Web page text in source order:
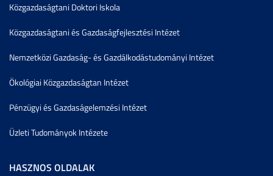
Közgazdaságtani Doktori Iskola
Közgazdaságtani és Gazdaságfejlesztési Intézet
Nemzetközi Gazdaság- és Gazdálkodástudományi Intézet
Ökológiai Közgazdaságtan Intézet
Pénzügyi és Gazdaságelemzési Intézet
Üzleti Tudományok Intézete
HASZNOS OLDALAK